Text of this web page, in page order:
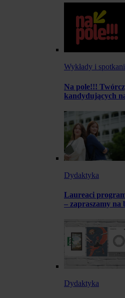
Wykłady i
Na pole!!!
kandydujących
Dydaktyka
Laureaci
– zapraszamy na
Dydaktyka